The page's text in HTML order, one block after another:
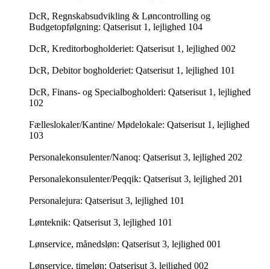
DcR, Regnskabsudvikling & Løncontrolling og
Budgetopfølgning: Qatserisut 1, lejlighed 104
DcR, Kreditorbogholderiet: Qatserisut 1, lejlighed 002
DcR, Debitor bogholderiet: Qatserisut 1, lejlighed 101
DcR, Finans- og Specialbogholderi: Qatserisut 1, lejlighed
102
Fælleslokaler/Kantine/ Mødelokale: Qatserisut 1, lejlighed
103
Personalekonsulenter/Nanoq: Qatserisut 3, lejlighed 202
Personalekonsulenter/Peqqik: Qatserisut 3, lejlighed 201
Personalejura: Qatserisut 3, lejlighed 101
Lønteknik: Qatserisut 3, lejlighed 101
Lønservice, månedsløn: Qatserisut 3, lejlighed 001
Lønservice, timeløn: Qatserisut 3, lejlighed 002